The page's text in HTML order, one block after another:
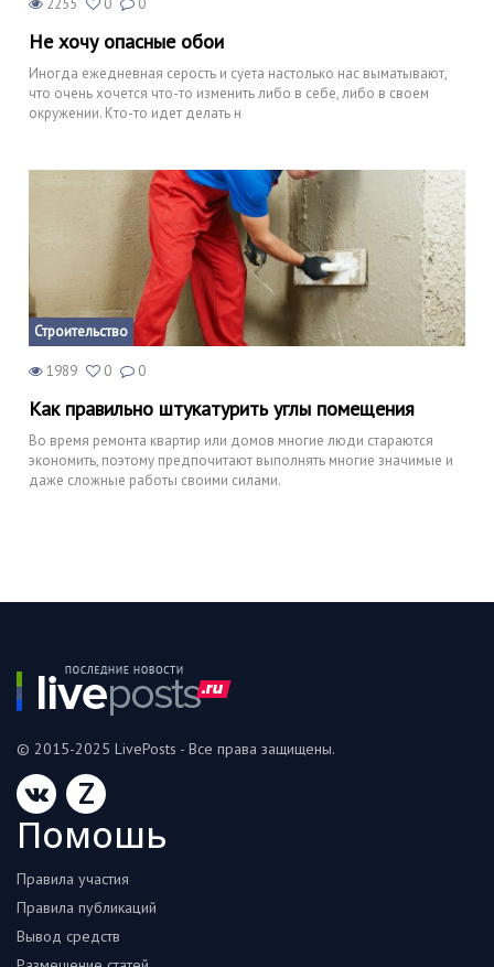
2255 0 0
Не хочу опасные обои
Иногда ежедневная серость и суета настолько нас выматывают,
что очень хочется что-то изменить либо в себе, либо в своем
окружении. Кто-то идет делать н
Строительство
1989 0 0
Как правильно штукатурить углы помещения
Во время ремонта квартир или домов многие люди стараются
экономить, поэтому предпочитают выполнять многие значимые и
даже сложные работы своими силами.
© 2015-2025 LivePosts - Все права защищены.
Z
Помошь
Правила участия
Правила публикаций
Вывод средств